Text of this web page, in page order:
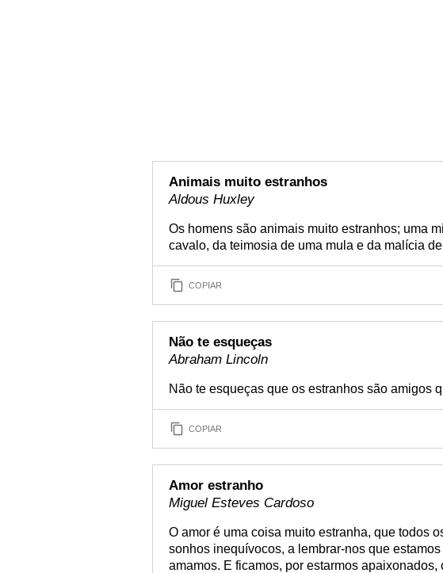
Animais muito estranhos
Aldous Huxley
Os homens são animais muito estranhos; uma
cavalo, da teimosia de uma mula e da malícia
COPIAR
Não te esqueças
Abraham Lincoln
Não te esqueças que os estranhos são amigos
COPIAR
Amor estranho
Miguel Esteves Cardoso
O amor é uma coisa muito estranha, que todos
sonhos inequívocos, a lembrar-nos que
amamos. E ficamos, por estarmos